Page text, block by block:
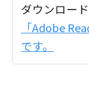
ダウンロード
「Adobe
です。